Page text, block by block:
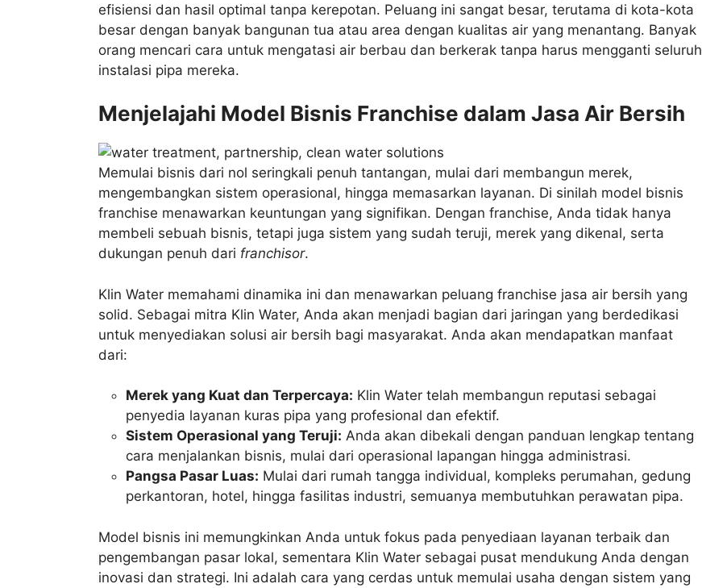
efisiensi dan hasil optimal tanpa kerepotan. Peluang ini sangat besar, terutama di kota-kota
besar dengan banyak bangunan tua atau area dengan kualitas air yang menantang. Banyak
orang mencari cara untuk mengatasi air berbau dan berkerak tanpa harus mengganti seluruh
instalasi pipa mereka.
Menjelajahi Model Bisnis Franchise dalam Jasa Air Bersih
Memulai bisnis dari nol seringkali penuh tantangan, mulai dari membangun merek,
mengembangkan sistem operasional, hingga memasarkan layanan. Di sinilah model bisnis
franchise menawarkan keuntungan yang signifikan. Dengan franchise, Anda tidak hanya
membeli sebuah bisnis, tetapi juga sistem yang sudah teruji, merek yang dikenal, serta
dukungan penuh dari franchisor.
Klin Water memahami dinamika ini dan menawarkan peluang franchise jasa air bersih yang
solid. Sebagai mitra Klin Water, Anda akan menjadi bagian dari jaringan yang berdedikasi
untuk menyediakan solusi air bersih bagi masyarakat. Anda akan mendapatkan manfaat
dari:
Merek yang Kuat dan Terpercaya: Klin Water telah membangun reputasi sebagai
penyedia layanan kuras pipa yang profesional dan efektif.
Sistem Operasional yang Teruji: Anda akan dibekali dengan panduan lengkap tentang
cara menjalankan bisnis, mulai dari operasional lapangan hingga administrasi.
Pangsa Pasar Luas: Mulai dari rumah tangga individual, kompleks perumahan, gedung
perkantoran, hotel, hingga fasilitas industri, semuanya membutuhkan perawatan pipa.
Model bisnis ini memungkinkan Anda untuk fokus pada penyediaan layanan terbaik dan
pengembangan pasar lokal, sementara Klin Water sebagai pusat mendukung Anda dengan
inovasi dan strategi. Ini adalah cara yang cerdas untuk memulai usaha dengan sistem yang